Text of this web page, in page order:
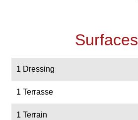
Surfaces
1 Dressing
1 Terrasse
1 Terrain